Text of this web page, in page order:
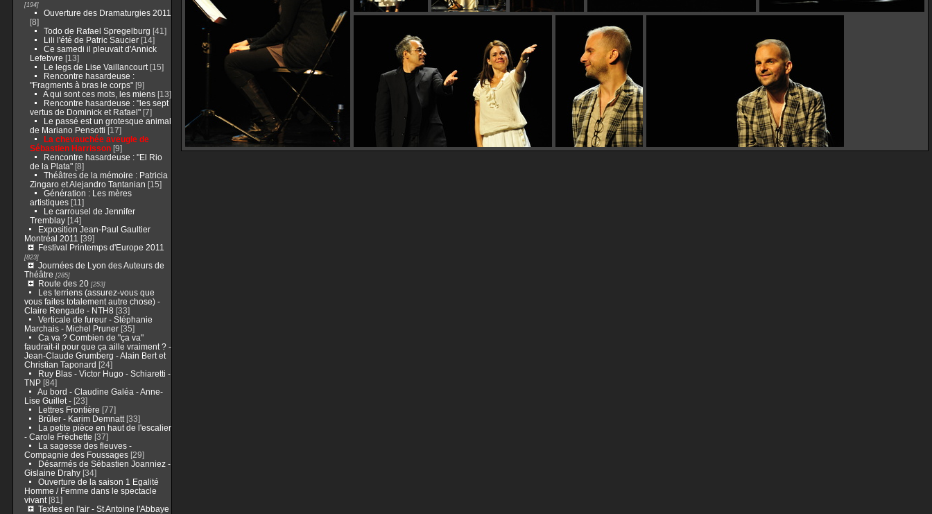
[194]
Ouverture des Dramaturgies 2011
[8]
Todo de Rafael Spregelburg [41]
Lili l'été de Patric Saucier[14]
Ce samedi il pleuvait d'Annick
Lefebvre [13]
Le legs de Lise Vaillancourt[15]
Rencontre hasardeuse :
"Fragments à bras le corps"[9]
A qui sont ces mots, les miens[13]
Rencontre hasardeuse : "les sept
vertus de Dominick et Rafael"[7]
Le passé est un grotesque animal
de Mariano Pensotti [17]
La chevauchée aveugle de
Sébastien Harrisson[9]
Rencontre hasardeuse : "El Rio
de la Plata"[8]
Théâtres de la mémoire : Patricia
Zingaro et Alejandro Tantanian [15]
Génération : Les mères
artistiques[11]
Le carrousel de Jennifer
Tremblay[14]
Exposition Jean-Paul Gaultier
Montréal 2011 [39]
Festival Printemps d'Europe 2011
[823]
Journées de Lyon des Auteurs de
Théâtre [285]
Route des 20[253]
Les terriens (assurez-vous que
vous faites totalement autre chose) -
Claire Rengade - NTH8 [33]
Verticale de fureur - Stéphanie
Marchais - Michel Pruner[35]
Ca va ? Combien de "ça va"
faudrait-il pour que ça aille vraiment ? -
Jean-Claude Grumberg - Alain Bert et
Christian Taponard [24]
Ruy Blas - Victor Hugo - Schiaretti -
TNP[84]
Au bord - Claudine Galéa - Anne-
Lise Guillet - [23]
Lettres Frontière [77]
Brûler - Karim Demnatt[33]
La petite pièce en haut de l'escalier
- Carole Fréchette [37]
La sagesse des fleuves -
Compagnie des Foussages[29]
Désarmés de Sébastien Joanniez -
Gislaine Drahy[34]
Ouverture de la saison 1 Egalité
Homme / Femme dans le spectacle
vivant[81]
Textes en l'air - St Antoine l'Abbaye